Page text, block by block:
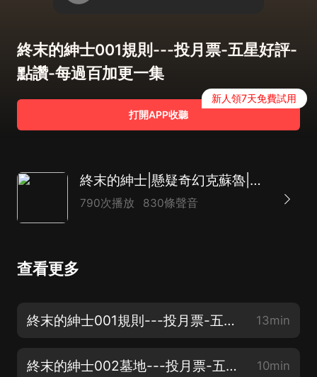
終末的紳士001規則---投月票-五星好評-
點讚-每過百加更一集
打開APP收聽
新人領7天免費試用
終末的紳士|懸疑奇幻克蘇魯|穿越恐怖末日|起點榜單大作
790次播放 830條聲音
查看更多
終末的紳士001規則---投月票-五星好評-點讚-每過百加更一集 13min
終末的紳士002墓地---投月票-五星好評-點讚-每過百加更一集 10min